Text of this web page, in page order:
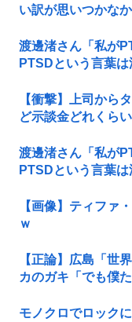
い訳が思いつかな
渡邊渚さん「私が
PTSDという言葉
【衝撃】上司から
ど示談金どれくら
渡邊渚さん「私が
PTSDという言葉
【画像】ティファ
ｗ
【正論】広島「世
カのガキ「でも僕
モノクロでロック